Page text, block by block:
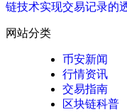
链技术实现交易记录的
网站分类
币安新闻
行情资讯
交易指南
区块链科普